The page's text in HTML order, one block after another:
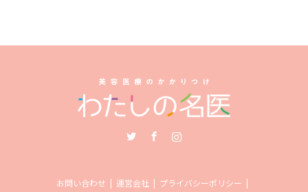
お問い合わせ 運営会社
プライバシーポリシー